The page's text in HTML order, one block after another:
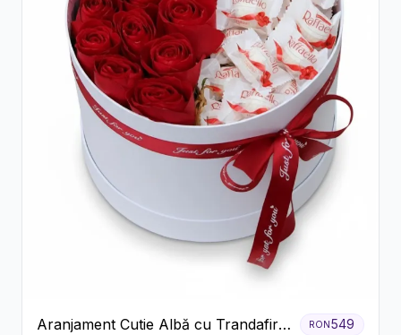
Aranjament Cutie Albă cu Trandafiri
RON549